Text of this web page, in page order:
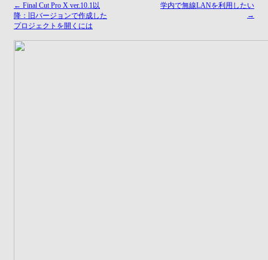
← Final Cut Pro X ver.10.1以
降：旧バージョンで作成した
プロジェクトを開くには
学内で無線LANを利用したい
→